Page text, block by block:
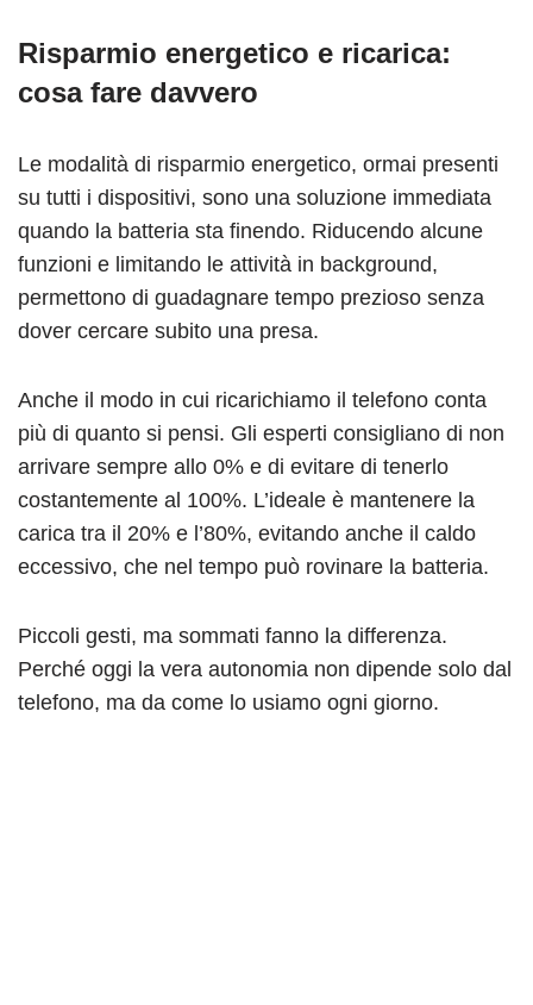
Risparmio energetico e ricarica:
cosa fare davvero
Le modalità di risparmio energetico, ormai presenti
su tutti i dispositivi, sono una soluzione immediata
quando la batteria sta finendo. Riducendo alcune
funzioni e limitando le attività in background,
permettono di guadagnare tempo prezioso senza
dover cercare subito una presa.
Anche il modo in cui ricarichiamo il telefono conta
più di quanto si pensi. Gli esperti consigliano di non
arrivare sempre allo 0% e di evitare di tenerlo
costantemente al 100%. L’ideale è mantenere la
carica tra il 20% e l’80%, evitando anche il caldo
eccessivo, che nel tempo può rovinare la batteria.
Piccoli gesti, ma sommati fanno la differenza.
Perché oggi la vera autonomia non dipende solo dal
telefono, ma da come lo usiamo ogni giorno.